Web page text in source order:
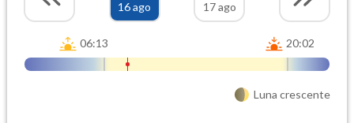
16 ago
17 ago
06:13 20:02
Luna crescente